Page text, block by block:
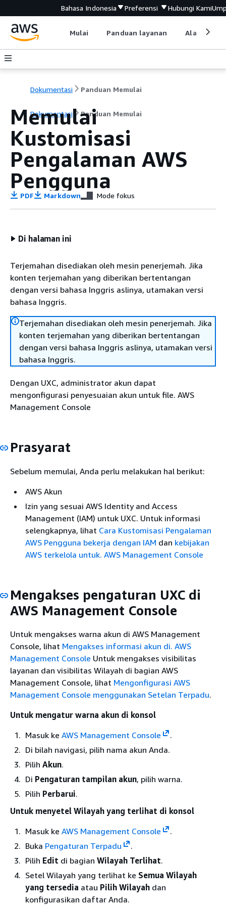
Bahasa Indonesia Preferensi Hubungi Kami
Mulai Panduan layanan Alat
Dokumentasi Panduan Memulai
Dokumentasi Panduan Memulai
Memulai
Kustomisasi
Pengalaman AWS
Pengguna
PDF Markdown Mode fokus
Di halaman ini
Terjemahan disediakan oleh mesin penerjemah. Jika
konten terjemahan yang diberikan bertentangan
dengan versi bahasa Inggris aslinya, utamakan versi
bahasa Inggris.
Terjemahan disediakan oleh mesin penerjemah. Jika
konten terjemahan yang diberikan bertentangan
dengan versi bahasa Inggris aslinya, utamakan versi
bahasa Inggris.
Dengan UXC, administrator akun dapat
mengonfigurasi penyesuaian akun untuk file. AWS
Management Console
Prasyarat
Sebelum memulai, Anda perlu melakukan hal berikut:
AWS Akun
Izin yang sesuai AWS Identity and Access
Management (IAM) untuk UXC. Untuk informasi
selengkapnya, lihat Cara Kustomisasi Pengalaman
AWS Pengguna bekerja dengan IAM dan kebijakan
AWS terkelola untuk. AWS Management Console
Mengakses pengaturan UXC di
AWS Management Console
Untuk mengakses warna akun di AWS Management
Console, lihat Mengakses informasi akun di. AWS
Management Console Untuk mengakses visibilitas
layanan dan visibilitas Wilayah di bagian AWS
Management Console, lihat Mengonfigurasi AWS
Management Console menggunakan Setelan Terpadu.
Untuk mengatur warna akun di konsol
Masuk ke AWS Management Console
.
Di bilah navigasi, pilih nama akun Anda.
Pilih Akun.
Di Pengaturan tampilan akun, pilih warna.
Pilih Perbarui.
Untuk menyetel Wilayah yang terlihat di konsol
Masuk ke AWS Management Console
.
Buka Pengaturan Terpadu
.
Pilih Edit di bagian Wilayah Terlihat.
Setel Wilayah yang terlihat ke Semua Wilayah
yang tersedia atau Pilih Wilayah dan
konfigurasikan daftar Anda.